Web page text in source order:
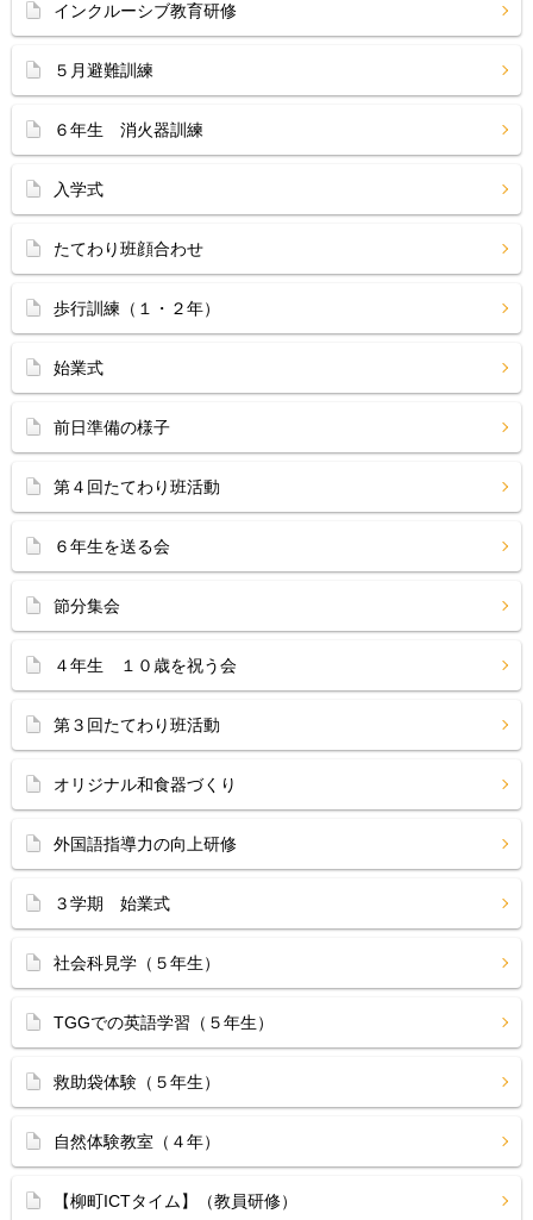
インクルーシブ教育研修
５月避難訓練
６年生 消火器訓練
入学式
たてわり班顔合わせ
歩行訓練（１・２年）
始業式
前日準備の様子
第４回たてわり班活動
６年生を送る会
節分集会
４年生 １０歳を祝う会
第３回たてわり班活動
オリジナル和食器づくり
外国語指導力の向上研修
３学期 始業式
社会科見学（５年生）
TGGでの英語学習（５年生）
救助袋体験（５年生）
自然体験教室（４年）
【柳町ICTタイム】（教員研修）